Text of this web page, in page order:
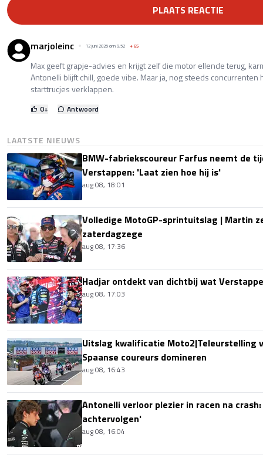
PLAATS REACTIE
marjoleinc 12 juni 2026 om 9:52 +65
Max geeft grapje-advies en krijgt zelf die motor ellende terug,
Antonelli blijft chill, goede vibe. Maar ja, nog steeds concurrenten
starttrucjes verklappen.
0+ Antwoord
LAATSTE NIEUWS
BMW-fabriekscoureur Farfus neemt de
Verstappen: 'Laat zien hoe hij is'
aug 08, 18:01
Volledige MotoGP-sprintuitslag | Martin
zaterdagzege
aug 08, 17:36
Hadjar ontdekt van dichtbij wat
aug 08, 17:03
Uitslag kwalificatie Moto2|Teleurstelling
Spaanse coureurs domineren
aug 08, 16:43
Antonelli verloor plezier in racen na
achtervolgen'
aug 08, 16:04